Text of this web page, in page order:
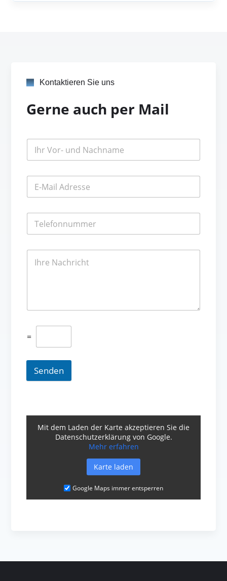
Kontaktieren Sie uns
Gerne auch per Mail
=
Senden
Mit dem Laden der Karte akzeptieren Sie die
Datenschutzerklärung von Google.
Mehr erfahren
Karte laden
Google Maps immer entsperren